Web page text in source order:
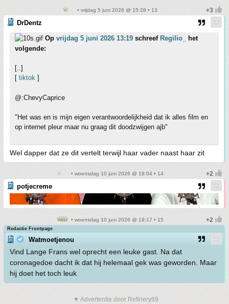
• vrijdag 5 juni 2026 @ 15:28 • 13
DrDentz
Op vrijdag 5 juni 2026 13:19 schreef Regilio_
het
volgende:
[..]
[ tiktok ]
@:ChevyCaprice
"Het was en is mijn eigen verantwoordelijkheid dat ik alles film en
op internet pleur maar nu graag dit doodzwijgen ajb"
Wel dapper dat ze dit vertelt terwijl haar vader naast haar zit
• woensdag 10 juni 2026 @ 18:04 • 14
potjecreme
• woensdag 10 juni 2026 @ 19:17 • 15
Redactie Frontpage
Watmoetjenou
Vind Lange Frans wel oprecht een leuke gast. Na dat
coronagedoe dacht ik dat hij helemaal gek was geworden. Maar
hij doet het toch leuk
▼ Advertentie door Refinery89